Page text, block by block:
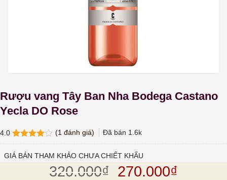
Rượu vang Tây Ban Nha Bodega Castano
Yecla DO Rose
4.0
5 dựa
(1 đánh giá) Đã bán 1.6k
GIÁ BÁN THAM KHẢO CHƯA CHIẾT KHẤU
320.000₫ Giá gốc là:
270.000₫